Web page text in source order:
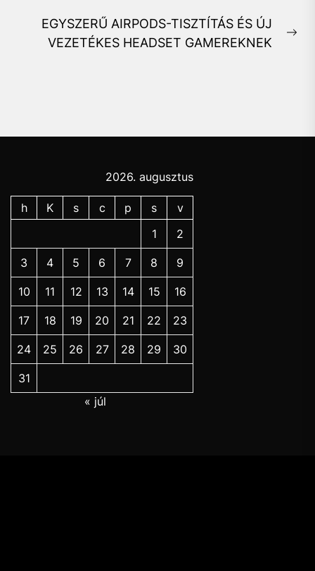
EGYSZERŰ AIRPODS-TISZTÍTÁS ÉS ÚJ
VEZETÉKES HEADSET GAMEREKNEK
2026. augusztus
h K s c p s
v
1
2
3 4 5 6 7 8 9
10 11 12 13 14 15 16
17 18 19 20 21 22 23
24 25 26 27 28 29 30
31
« júl